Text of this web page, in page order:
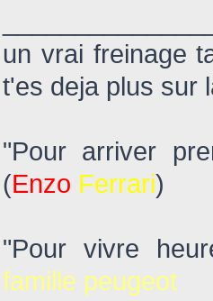
un vrai freinage
t'es deja plus sur
"Pour arriver
(Enzo Ferrari)
"Pour vivre
famille peugeot